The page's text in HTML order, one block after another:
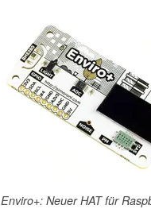
Enviro+: Neuer HAT für